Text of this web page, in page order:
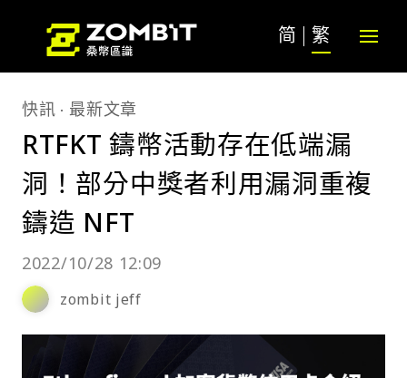
简 繁
快訊 最新文章
RTFKT 鑄幣活動存在低端漏
洞！部分中獎者利用漏洞重複
鑄造 NFT
2022/10/28 12:09
zombit jeff